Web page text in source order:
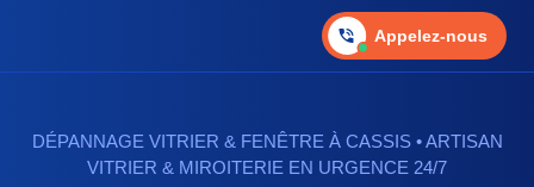
Appelez-nous
DÉPANNAGE VITRIER & FENÊTRE À CASSIS • ARTISAN
VITRIER & MIROITERIE EN URGENCE 24/7